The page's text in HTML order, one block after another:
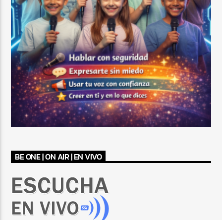
BE ONE | ON AIR | EN VIVO